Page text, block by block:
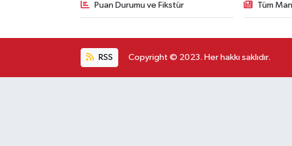
Puan Durumu ve Fikstür Tüm
RSS Copyright © 2023. Her hakkı saklıdır.